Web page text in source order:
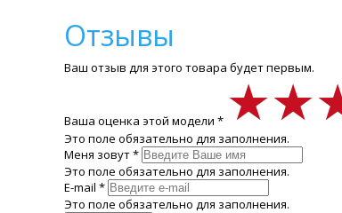
Отзывы
Ваш отзыв для этого товара будет первым.
Ваша оценка этой модели *
Это поле обязательно для заполнения.
Меня зовут *
Это поле обязательно для заполнения.
E-mail *
Это поле обязательно для заполнения.